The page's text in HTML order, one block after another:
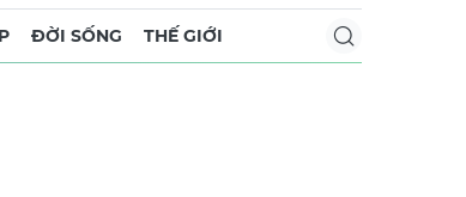
ĐỜI SỐNG THẾ GIỚI